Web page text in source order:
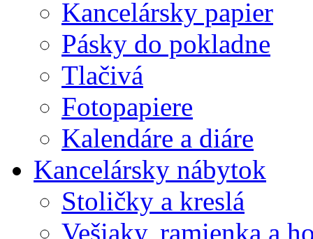
Kancelársky papier
Pásky do pokladne
Tlačivá
Fotopapiere
Kalendáre a diáre
Kancelársky nábytok
Stoličky a kreslá
Vešiaky, ramienka a